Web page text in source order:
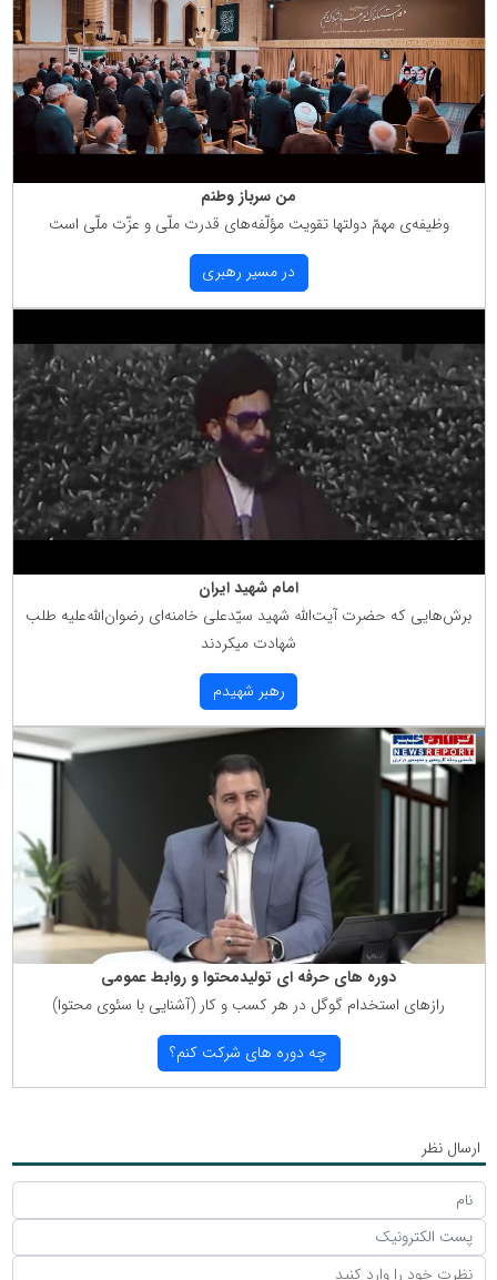
من سرباز وطنم
وظیفه‌ی مهمّ دولتها تقویت مؤلّفه‌های قدرت ملّی و عزّت ملّی است
در مسیر رهبری
امام شهید ایران
برش‌هایی كه حضرت آیت‌الله شهید سیّدعلی خامنه‌ای رضوان‌الله‌علیه طلب
شهادت میكردند
رهبر شهیدم
دوره های حرفه ای تولیدمحتوا و روابط عمومی
رازهای استخدام گوگل در هر كسب و كار (آشنایی با سئوی محتوا)
چه دوره های شركت كنم؟
ارسال نظر